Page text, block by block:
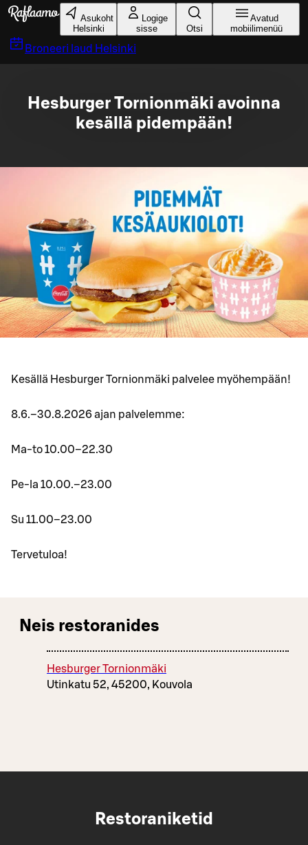
Liigu peamise sisu juurde
Asukoht
Helsinki
Logige
sisse
Otsi
Avatud
mobiilimenüü
Broneeri laud Helsinki
Hesburger Tornionmäki avoinna
kesällä pidempään!
Kesällä Hesburger Tornionmäki palvelee myöhempään!
8.6.–30.8.2026 ajan palvelemme:
Ma-to 10.00–22.30
Pe-la 10.00.–23.00
Su 11.00–23.00
Tervetuloa!
Neis restoranides
Hesburger Tornionmäki
Utinkatu 52, 45200, Kouvola
Restoraniketid